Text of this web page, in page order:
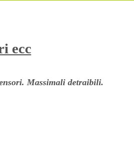
ecc
Massimali detraibili.